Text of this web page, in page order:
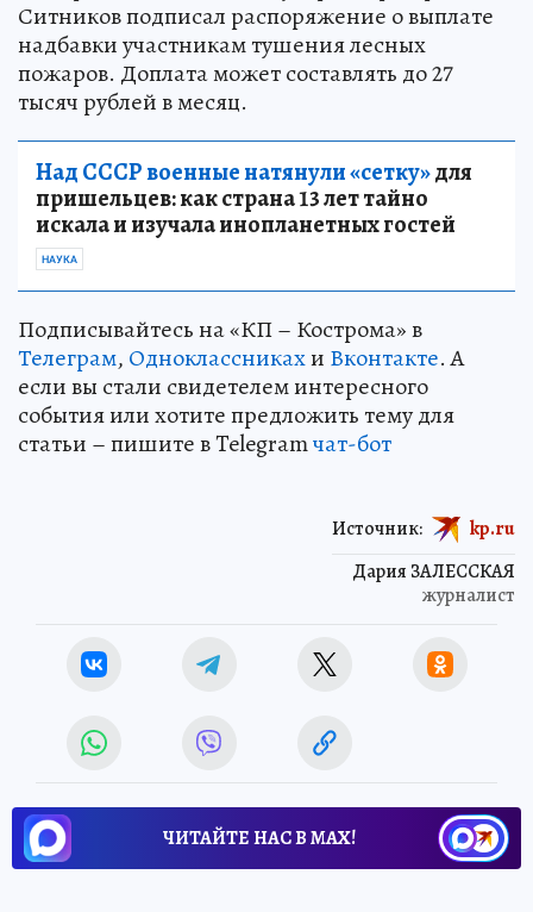
Ситников подписал распоряжение о выплате
надбавки участникам тушения лесных
пожаров. Доплата может составлять до 27
тысяч рублей в месяц.
Над СССР военные натянули «сетку»для
пришельцев: как страна 13 лет тайно
искала и изучала инопланетных гостей
НАУКА
Подписывайтесь на «КП – Кострома» в
Телеграм, Одноклассникахи Вконтакте. А
если вы стали свидетелем интересного
события или хотите предложить тему для
статьи – пишите в Telegramчат-бот
Дария ЗАЛЕССКАЯ
журналист
Источник: kp.ru
ЧИТАЙТЕ НАС В МАХ!